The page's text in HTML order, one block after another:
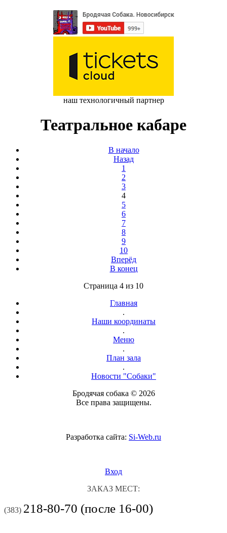
наш технологичный партнер
Театральное кабаре
В начало
Назад
1
2
3
4
5
6
7
8
9
10
Вперёд
В конец
Страница 4 из 10
Главная
.
Наши координаты
.
Меню
.
План зала
.
Новости "Собаки"
Бродячая собака © 2026
Все права защищены.
Разработка сайта: Si-Web.ru
Вход
ЗАКАЗ МЕСТ:
(383) 218-80-70 (после 16-00)